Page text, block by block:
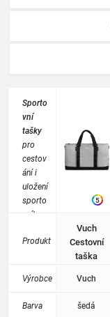
Sporto
vní
tašky
pro
cestov
ání i
uložení
sporto
vního
ní. Pro
manipu
Produkt
Výrobce
Barva
5
Vuch
Cestovní
taška
Vuch
šedá